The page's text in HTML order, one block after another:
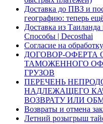
Доставка до ПВЗ и
географию: теперь
Доставка из
Способы | Decosthai
Согласие на
ДОГОВОР-ОФЕРТА
ТАМОЖЕННОГО
ГРУЗОВ
ПЕРЕЧЕНЬ
НАДЛЕЖАЩЕГО
ВОЗВРАТУ ИЛИ
Возвраты и отмена
Летний розыгрыш